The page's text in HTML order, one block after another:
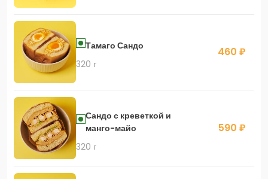
Тамаго Сандо
320 г
460 ₽
Сандо с креветкой и
манго-майо
320 г
590 ₽